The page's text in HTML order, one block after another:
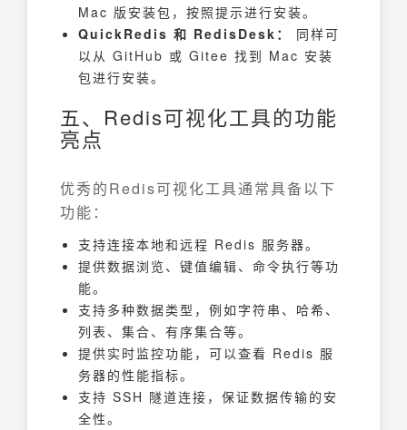
Mac 版安装包，按照提示进行安装。
QuickRedis 和 RedisDesk：
同样可
以从 GitHub 或 Gitee 找到 Mac 安装
包进行安装。
五、Redis可视化工具的功能
亮点
优秀的Redis可视化工具通常具备以下
功能：
支持连接本地和远程 Redis 服务器。
提供数据浏览、键值编辑、命令执行等功
能。
支持多种数据类型，例如字符串、哈希、
列表、集合、有序集合等。
提供实时监控功能，可以查看 Redis 服
务器的性能指标。
支持 SSH 隧道连接，保证数据传输的安
全性。